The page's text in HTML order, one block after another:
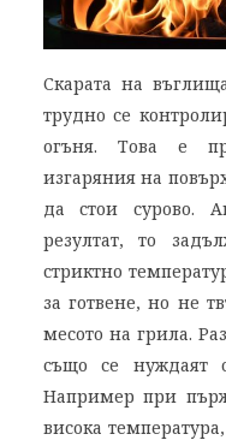
Скарата на
трудно се
огъня. Това е
изгаряния на
да стои сурово.
резултат, то
стриктно
за готвене, но не
месото на грила.
също се нуждаят
Например при
висока